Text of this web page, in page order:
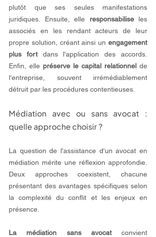
plutôt que ses seules manifestations
juridiques. Ensuite, elle responsabilise les
associés en les rendant acteurs de leur
propre solution, créant ainsi un engagement
plus fort dans l'application des accords.
Enfin, elle préserve le capital relationnel de
l'entreprise, souvent irrémédiablement
détruit par les procédures contentieuses.
Médiation avec ou sans avocat :
quelle approche choisir ?
La question de l'assistance d'un avocat en
médiation mérite une réflexion approfondie.
Deux approches coexistent, chacune
présentant des avantages spécifiques selon
la complexité du conflit et les enjeux en
présence.
La médiation sans avocat convient